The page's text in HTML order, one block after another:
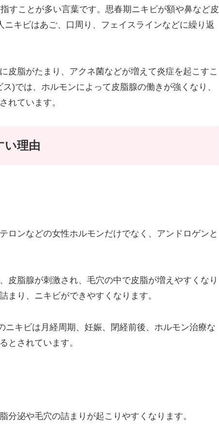
すことが多い言葉です。思春期ニキビが額や鼻など皮
キビはあご、口周り、フェイスラインなどに繰り返
皮脂がたまり、アクネ菌などが増えて炎症を起こすこ
)では、ホルモンによって皮脂腺の働きが強くなり、
れています。
い理由
ロンなどの女性ホルモンだけでなく、アンドロゲンと
皮脂腺が刺激され、毛穴の中で皮脂が増えやすくなり
まり、ニキビができやすくなります。
キビは月経周期、妊娠、閉経前後、ホルモン治療な
とされています。
分泌や毛穴の詰まりが起こりやすくなります。